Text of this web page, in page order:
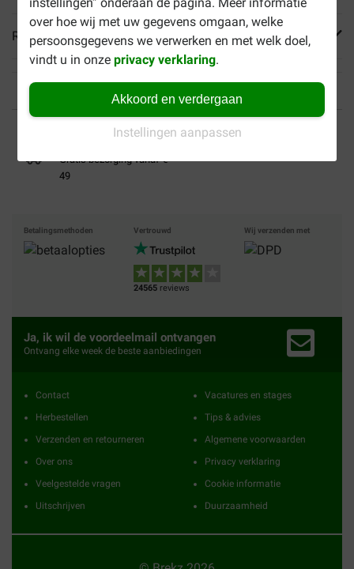
instellingen” onderaan de pagina. Meer informatie
over hoe wij met uw gegevens omgaan, welke
persoonsgegevens we verwerken en met welk doel,
vindt u in onzeprivacy verklaring.
Akkoord en verdergaan
Instellingen aanpassen
Reviews
Tot 40% goedkoper Veilig betalen
Gratis bezorging vanaf €
49
Betalingsmethoden Vertrouwd
24565 reviews
Wij verzenden met
Ja, ik wil de voordeelmail ontvangen
Ontvang elke week de beste aanbiedingen
Contact
Herbestellen
Verzenden en retourneren
Over ons
Veelgestelde vragen
Uitschrijven
Vacatures en stages
Tips & advies
Algemene voorwaarden
Privacy verklaring
Cookie informatie
Duurzaamheid